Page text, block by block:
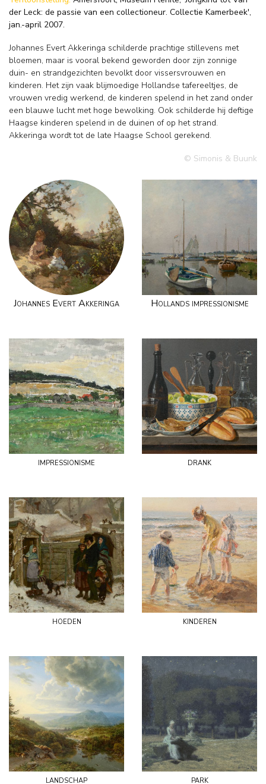
der Leck: de passie van een collectioneur. Collectie Kamerbeek',
jan.-april 2007.
Johannes Evert Akkeringa schilderde prachtige stillevens met
bloemen, maar is vooral bekend geworden door zijn zonnige
duin- en strandgezichten bevolkt door vissersvrouwen en
kinderen. Het zijn vaak blijmoedige Hollandse tafereeltjes, de
vrouwen vredig werkend, de kinderen spelend in het zand onder
een blauwe lucht met hoge bewolking. Ook schilderde hij deftige
Haagse kinderen spelend in de duinen of op het strand.
Akkeringa wordt tot de late Haagse School gerekend.
© Simonis & Buunk
Johannes Evert Akkeringa Hollands impressionisme
impressionisme drank
hoeden kinderen
landschap park